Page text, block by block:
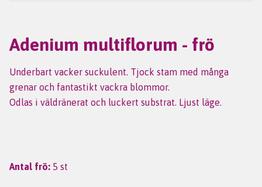
Adenium multiflorum - frö
Underbart vacker suckulent. Tjock stam med många
grenar och fantastikt vackra blommor.
Odlas i väldränerat och luckert substrat. Ljust läge.
Antal frö: 5 st